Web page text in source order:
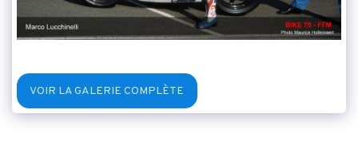
VOIR LA GALERIE COMPLÈTE